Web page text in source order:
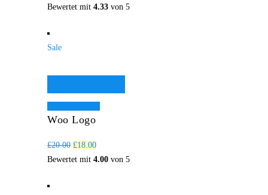
Bewertet mit 4.33 von 5
Sale
Woo Logo
£20.00 £18.00
Bewertet mit 4.00 von 5